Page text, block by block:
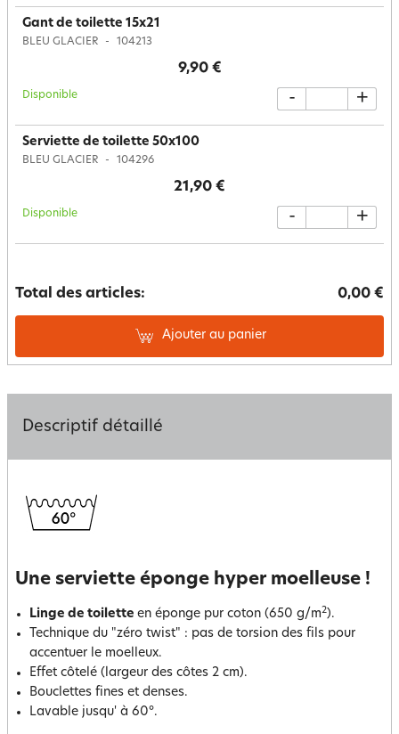
Gant de toilette 15x21
BLEU GLACIER 104213
9,90 €
Disponible - +
Serviette de toilette 50x100
BLEU GLACIER 104296
21,90 €
Disponible - +
Total des articles: 0,00 €
Ajouter au panier
Descriptif détaillé
Une serviette éponge hyper moelleuse !
Linge de toilette en éponge pur coton (650 g/m2).
Technique du "zéro twist" : pas de torsion des fils pour
accentuer le moelleux.
Effet côtelé (largeur des côtes 2 cm).
Bouclettes fines et denses.
Lavable jusqu' à 60°.